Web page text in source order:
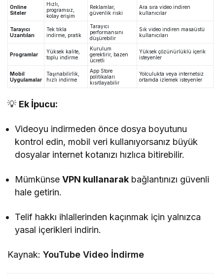
Online
Siteler
Hızlı,
programsız,
kolay erişim
Reklamlar,
güvenlik riski
Ara sıra video indiren
kullanıcılar
Tarayıcı
Uzantıları
Tek tıkla
indirme, pratik
Tarayıcı
performansını
düşürebilir
Sık video indiren masaüstü
kullanıcıları
Programlar
Yüksek kalite,
toplu indirme
Kurulum
gerektirir, bazen
ücretli
Yüksek çözünürlüklü içerik
isteyenler
Mobil
Uygulamalar
Taşınabilirlik,
hızlı indirme
App Store
politikaları
kısıtlayabilir
Yolculukta veya internetsiz
ortamda izlemek isteyenler
💡 Ek İpucu:
Videoyu indirmeden önce dosya boyutunu
kontrol edin, mobil veri kullanıyorsanız büyük
dosyalar internet kotanızı hızlıca bitirebilir.
MümkünseVPN kullanarak bağlantınızı güvenli
hale getirin.
Telif hakkı ihlallerinden kaçınmak için yalnızca
yasal içerikleri indirin.
Kaynak:YouTube Video İndirme